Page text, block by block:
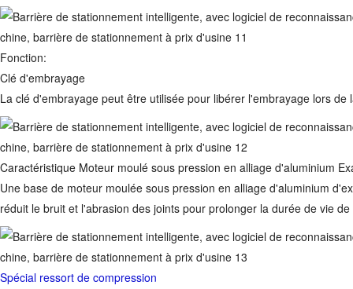
Fonction:
Clé d'embrayage
La clé d'embrayage peut être utilisée pour libérer l'embrayage lors de
Caractéristique Moteur moulé sous pression en alliage d'aluminium
Une base de moteur moulée sous pression en alliage d'aluminium
réduit le bruit et l'abrasion des joints pour prolonger la durée de vie
Spécial ressort de compression